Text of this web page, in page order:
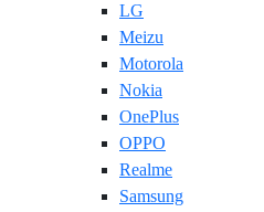
LG
Meizu
Motorola
Nokia
OnePlus
OPPO
Realme
Samsung